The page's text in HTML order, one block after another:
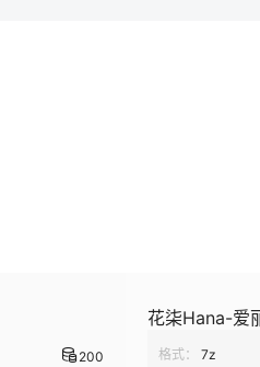
200
花柒Hana-爱
格式： 7z